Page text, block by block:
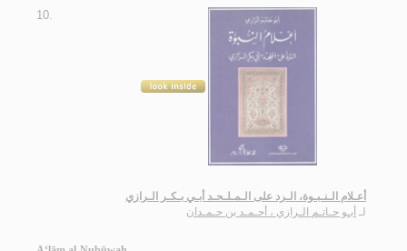
10.
أعـلام الـنـبـوة، الـرد على الـمـلـحـد أبـي بـكـر الـرازي
لـ أبـو حـاتـم الـرازي ، أحـمـد بن حـمـدان